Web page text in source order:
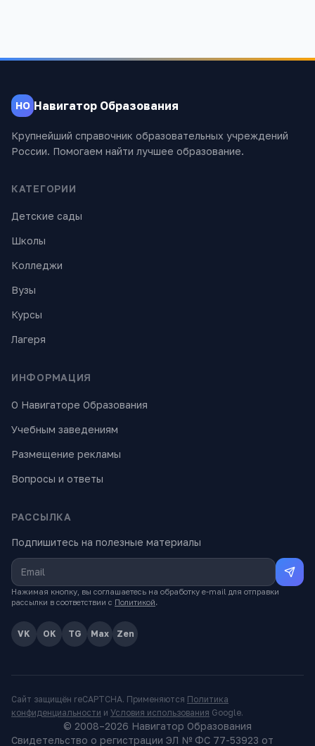
НО Навигатор Образования
Крупнейший справочник образовательных учреждений
России. Помогаем найти лучшее образование.
КАТЕГОРИИ
Детские сады
Школы
Колледжи
Вузы
Курсы
Лагеря
ИНФОРМАЦИЯ
О Навигаторе Образования
Учебным заведениям
Размещение рекламы
Вопросы и ответы
РАССЫЛКА
Подпишитесь на полезные материалы
Нажимая кнопку, вы соглашаетесь на обработку e-mail для отправки
рассылки в соответствии с Политикой.
VK OK TG Max Zen
Сайт защищён reCAPTCHA. Применяются Политика
конфиденциальности и Условия использования Google.
© 2008–2026 Навигатор Образования
Свидетельство о регистрации ЭЛ № ФС 77-53923 от